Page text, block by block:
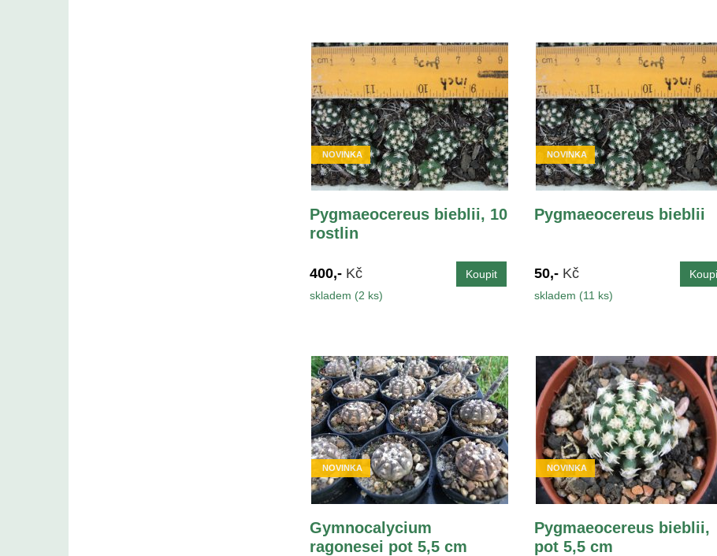
NOVINKA
Pygmaeocereus bieblii, 10
rostlin
400,- Kč
skladem (2 ks)
NOVINKA
Pygmaeocereus bieblii
50,- Kč
skladem (11 ks)
NOVINKA
Gymnocalycium
ragonesei pot 5,5 cm
NOVINKA
Pygmaeocereus bieblii,
pot 5,5 cm